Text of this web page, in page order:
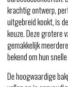
krachtig ontwerp,
uitgebreid kookt, is
keuze. Deze grotere
gemakkelijk
bekend om hun
De hoogwaardige